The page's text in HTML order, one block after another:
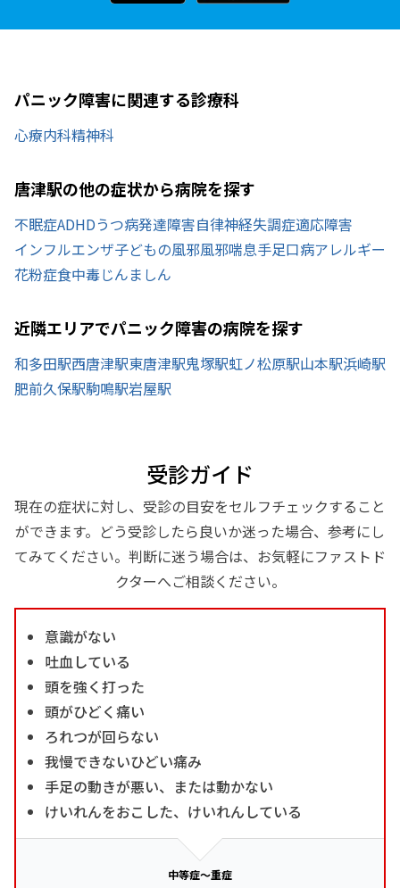
パニック障害に関連する診療科
心療内科精神科
唐津駅の他の症状から病院を探す
不眠症ADHDうつ病発達障害自律神経失調症適応障害
インフルエンザ子どもの風邪風邪喘息手足口病アレルギー
花粉症食中毒じんましん
近隣エリアでパニック障害の病院を探す
和多田駅西唐津駅東唐津駅鬼塚駅虹ノ松原駅山本駅浜崎駅
肥前久保駅駒鳴駅岩屋駅
受診ガイド
現在の症状に対し、受診の目安をセルフチェックすること
ができます。どう受診したら良いか迷った場合、参考にし
てみてください。判断に迷う場合は、お気軽にファストド
クターへご相談ください。
意識がない
吐血している
頭を強く打った
頭がひどく痛い
ろれつが回らない
我慢できないひどい痛み
手足の動きが悪い、または動かない
けいれんをおこした、けいれんしている
中等症～重症